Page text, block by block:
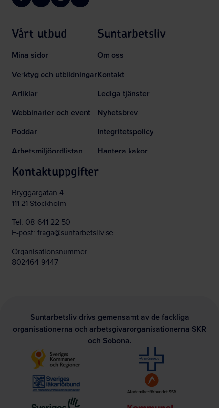
Vårt utbud
Mina sidor
Verktyg och utbildningar
Artiklar
Webbinarier och event
Poddar
Arbetsmiljöordlistan
Suntarbetsliv
Om oss
Kontakt
Lediga tjänster
Nyhetsbrev
Integritetspolicy
Hantera kakor
Kontaktuppgifter
Bryggargatan 4
111 21 Stockholm
Tel: 08-641 22 50
E-post: fraga@suntarbetsliv.se
Organisationsnummer:
802464-9447
Suntarbetsliv drivs gemensamt av de fackliga
organisationerna och arbetsgivarorganisationerna SKR
och Sobona.